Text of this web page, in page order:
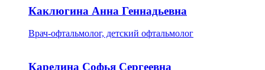
Каклюгина Анна Геннадьевна
Врач-офтальмолог, детский офтальмолог
Карелина Софья Сергеевна